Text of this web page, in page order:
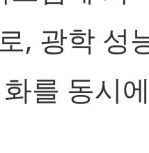
, 광학 성
를 동시